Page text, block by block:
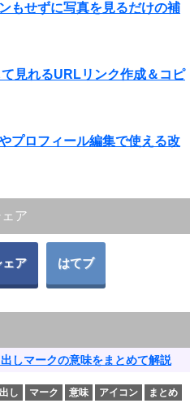
もせずに写真を見るだけの補
見れるURLリンク作成＆コピ
プロフィール編集で使える改
ェア
ェア はてブ
しマークの意味をまとめて解説
し マーク 意味 アイコン まとめ